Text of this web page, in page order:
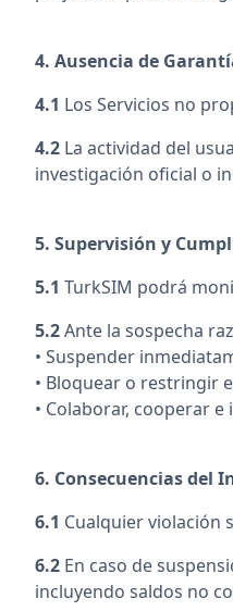
4. Ausencia de
4.1 Los Servicios no
4.2 La actividad del
investigación oficial o
5. Supervisión y
5.1 TurkSIM podrá
5.2Ante la sospecha
• Suspender
• Bloquear o restringir
• Colaborar, cooperar
6. Consecuencias del
6.1 Cualquier violación
6.2 En caso de
incluyendo saldos no